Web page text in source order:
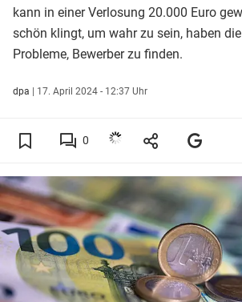
kann in einer Verlosung 20.000 Euro
schön klingt, um wahr zu sein, haben
Probleme, Bewerber zu finden.
dpa | 17. April 2024 - 12:37 Uhr
0